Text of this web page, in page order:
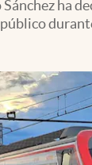
ha